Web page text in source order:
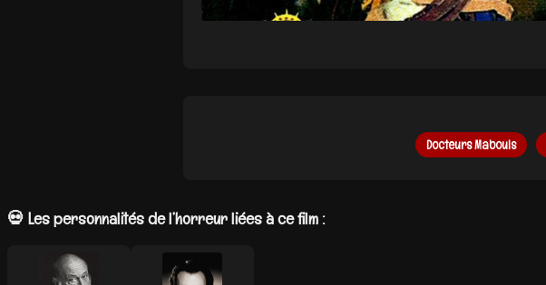
Docteurs Mabouls
💀 Les personnalités de l’horreur liées à ce film :